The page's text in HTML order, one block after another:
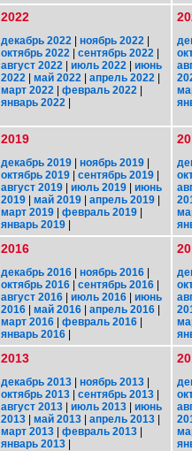
2022
декабрь 2022 | ноябрь 2022 |
октябрь 2022 | сентябрь 2022 |
август 2022 | июль 2022 | июнь
2022 | май 2022 | апрель 2022 |
март 2022 | февраль 2022 |
январь 2022 |
2019
декабрь 2019 | ноябрь 2019 |
октябрь 2019 | сентябрь 2019 |
август 2019 | июль 2019 | июнь
2019 | май 2019 | апрель 2019 |
март 2019 | февраль 2019 |
январь 2019 |
2016
декабрь 2016 | ноябрь 2016 |
октябрь 2016 | сентябрь 2016 |
август 2016 | июль 2016 | июнь
2016 | май 2016 | апрель 2016 |
март 2016 | февраль 2016 |
январь 2016 |
2013
декабрь 2013 | ноябрь 2013 |
октябрь 2013 | сентябрь 2013 |
август 2013 | июль 2013 | июнь
2013 | май 2013 | апрель 2013 |
март 2013 | февраль 2013 |
январь 2013 |